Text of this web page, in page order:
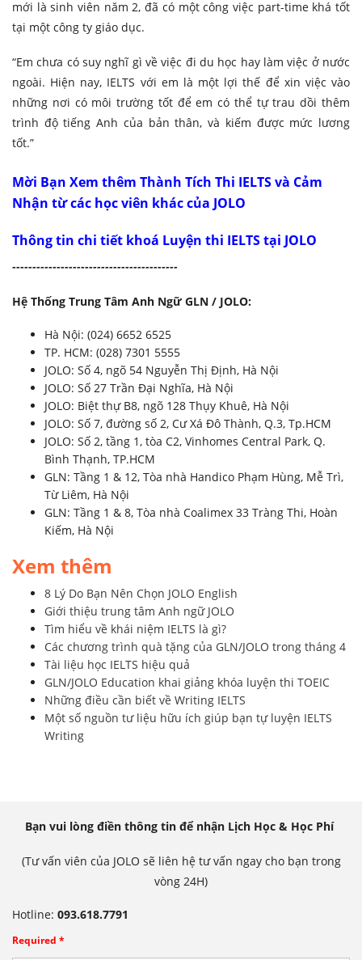
mới là sinh viên năm 2, đã có một công việc part-time khá tốt
tại một công ty giáo dục.
“Em chưa có suy nghĩ gì về việc đi du học hay làm việc ở nước
ngoài. Hiện nay, IELTS với em là một lợi thế để xin việc vào
những nơi có môi trường tốt để em có thể tự trau dồi thêm
trình độ tiếng Anh của bản thân, và kiếm được mức lương
tốt.”
Mời Bạn Xem thêm Thành Tích Thi IELTS và Cảm
Nhận từ các học viên khác của JOLO
Thông tin chi tiết khoá Luyện thi IELTS tại JOLO
-----------------------------------------
Hệ Thống Trung Tâm Anh Ngữ GLN / JOLO:
Hà Nội: (024) 6652 6525
TP. HCM: (028) 7301 5555
JOLO: Số 4, ngõ 54 Nguyễn Thị Định, Hà Nội
JOLO: Số 27 Trần Đại Nghĩa, Hà Nội
JOLO: Biệt thự B8, ngõ 128 Thụy Khuê, Hà Nội
JOLO: Số 7, đường số 2, Cư Xá Đô Thành, Q.3, Tp.HCM
JOLO: Số 2, tầng 1, tòa C2, Vinhomes Central Park, Q.
Bình Thạnh, TP.HCM
GLN: Tầng 1 & 12, Tòa nhà Handico Phạm Hùng, Mễ Trì,
Từ Liêm, Hà Nội
GLN: Tầng 1 & 8, Tòa nhà Coalimex 33 Tràng Thi, Hoàn
Kiếm, Hà Nội
Xem thêm
8 Lý Do Bạn Nên Chọn JOLO English
Giới thiệu trung tâm Anh ngữ JOLO
Tìm hiểu về khái niệm IELTS là gì?
Các chương trình quà tặng của GLN/JOLO trong tháng 4
Tài liệu học IELTS hiệu quả
GLN/JOLO Education khai giảng khóa luyện thi TOEIC
Những điều cần biết về Writing IELTS
Một số nguồn tư liệu hữu ích giúp bạn tự luyện IELTS
Writing
Bạn vui lòng điền thông tin để nhận Lịch Học & Học Phí
(Tư vấn viên của JOLO sẽ liên hệ tư vấn ngay cho bạn trong
vòng 24H)
Hotline: 093.618.7791
Required *